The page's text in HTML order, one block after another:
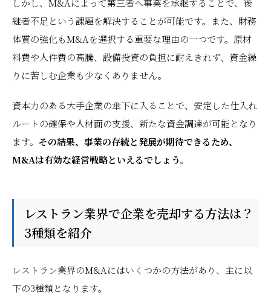
しかし、M&Aによって第三者へ事業を承継することで、後
継者不足という課題を解決することが可能です。また、財務
体質の強化もM&Aを選択する重要な理由の一つです。原材
料費や人件費の高騰、設備投資の負担に耐えきれず、資金繰
りに苦しむ企業も少なくありません。
資本力のある大手企業の傘下に入ることで、安定した仕入れ
ルートの確保や人材面の支援、新たな資金調達が可能となり
ます。 その結果、事業の存続と発展が期待できるため、
M&Aは有効な経営戦略といえるでしょう。
レストラン業界で企業を売却する方法は？
3種類を紹介
レストラン業界のM&Aにはいくつかの方法があり、主に以
下の3種類となります。